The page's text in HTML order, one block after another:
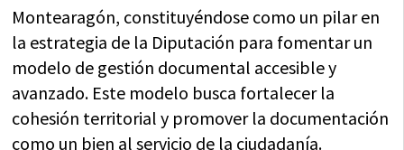
Montearagón, constituyéndose como un pilar en
la estrategia de la Diputación para fomentar un
modelo de gestión documental accesible y
avanzado. Este modelo busca fortalecer la
cohesión territorial y promover la documentación
como un bien al servicio de la ciudadanía.